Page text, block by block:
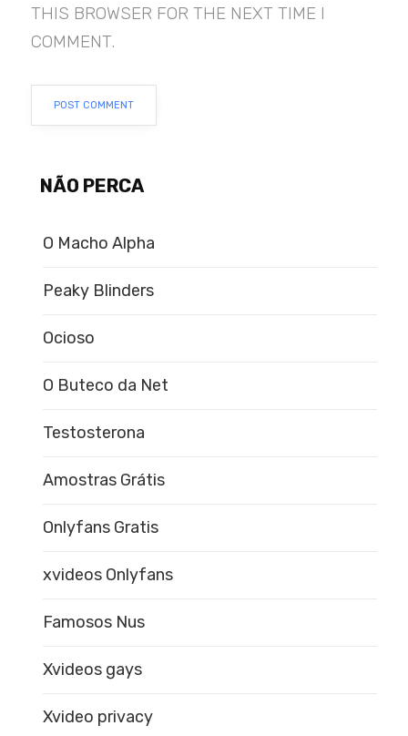
THIS BROWSER FOR THE NEXT TIME I
COMMENT.
NÃO PERCA
O Macho Alpha
Peaky Blinders
Ocioso
O Buteco da Net
Testosterona
Amostras Grátis
Onlyfans Gratis
xvideos Onlyfans
Famosos Nus
Xvideos gays
Xvideo privacy